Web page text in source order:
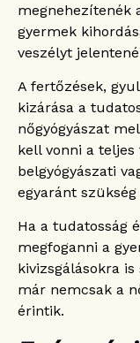
megnehezítenék
gyermek
veszélyt
A fertőzések,
kizárása a
nőgyógyászat
kell vonni a
belgyógyászati
egyaránt
Ha a tudatosság
megfoganni a
kivizsgálásokra
már nemcsak a
érintik.